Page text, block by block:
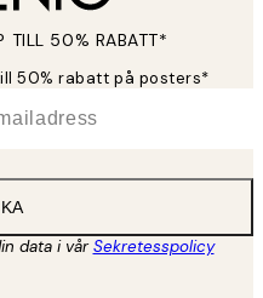
TILL 50% RABATT*
50% rabatt på posters*
data i vårSekretesspolicy